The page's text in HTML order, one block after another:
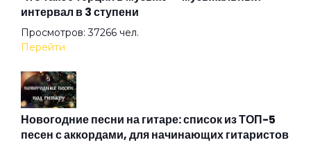
Вплети меня в свое кружево
Всё остальное дым
интервал в 3 ступени
Просмотров: 37266 чел.
Перейти
Новогодние песни на гитаре: список из ТОП-5
песен с аккордами, для начинающих гитаристов